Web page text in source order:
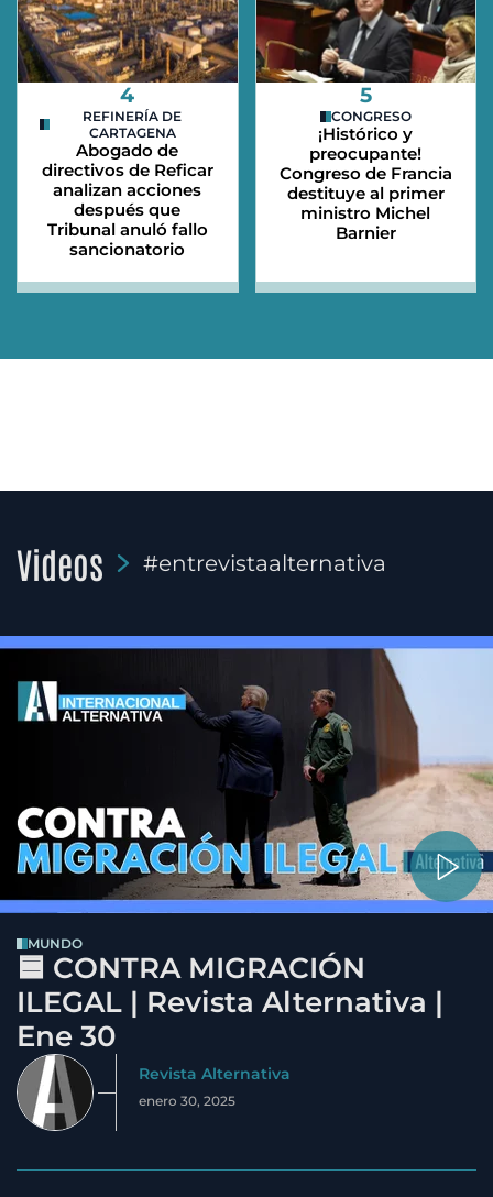
4
REFINERÍA DE
CARTAGENA
Abogado de
directivos de Reficar
analizan acciones
después que
Tribunal anuló fallo
sancionatorio
5
CONGRESO
¡Histórico y
preocupante!
Congreso de Francia
destituye al primer
ministro Michel
Barnier
Videos #entrevistaalternativa
MUNDO
🟦 CONTRA MIGRACIÓN
ILEGAL | Revista Alternativa |
Ene 30
Revista Alternativa
enero 30, 2025